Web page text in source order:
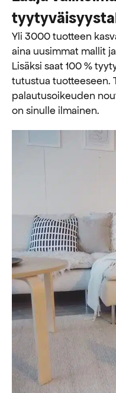
Yli 3000 tuotteen
aina uusimmat mallit
Lisäksi saat 100 %
tutustua tuotteeseen.
palautusoikeuden
on sinulle ilmainen.